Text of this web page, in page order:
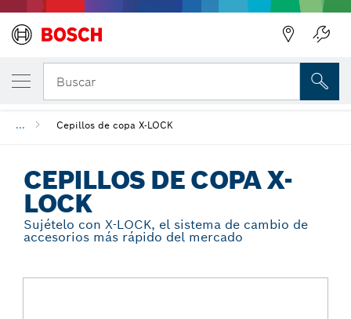
Buscar
... Cepillos de copa X-LOCK
CEPILLOS DE COPA X-
LOCK
Sujételo con X-LOCK, el sistema de cambio de
accesorios más rápido del mercado
TU VARIANTE SELECCIONADA
Cepillos de copa X-LOCK